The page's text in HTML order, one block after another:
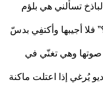
هي بلؤم
وأكتفِي بدسّ
وهي تغنّي في
إذا اعتلت ماكنة